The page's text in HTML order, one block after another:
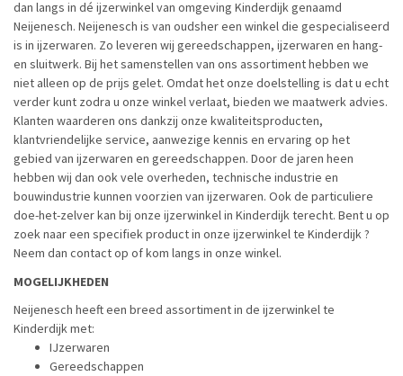
dan langs in dé ijzerwinkel van omgeving Kinderdijk genaamd
Neijenesch. Neijenesch is van oudsher een winkel die gespecialiseerd
is in ijzerwaren. Zo leveren wij gereedschappen, ijzerwaren en hang-
en sluitwerk. Bij het samenstellen van ons assortiment hebben we
niet alleen op de prijs gelet. Omdat het onze doelstelling is dat u echt
verder kunt zodra u onze winkel verlaat, bieden we maatwerk advies.
Klanten waarderen ons dankzij onze kwaliteitsproducten,
klantvriendelijke service, aanwezige kennis en ervaring op het
gebied van ijzerwaren en gereedschappen. Door de jaren heen
hebben wij dan ook vele overheden, technische industrie en
bouwindustrie kunnen voorzien van ijzerwaren. Ook de particuliere
doe-het-zelver kan bij onze ijzerwinkel in Kinderdijk terecht. Bent u op
zoek naar een specifiek product in onze ijzerwinkel te Kinderdijk ?
Neem dan contact op of kom langs in onze winkel.
MOGELIJKHEDEN
Neijenesch heeft een breed assortiment in de ijzerwinkel te
Kinderdijk met:
IJzerwaren
Gereedschappen